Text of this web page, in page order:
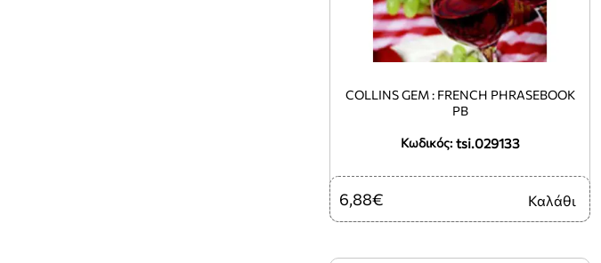
Κωδικός: tsi.029133
COLLINS GEM : FRENCH PHRASEBOOK
PB
6,88€ Καλάθι